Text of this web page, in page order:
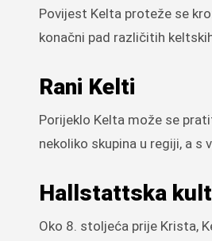
Povijest Kelta proteže se
konačni pad različitih
Rani Kelti
Porijeklo Kelta može se
nekoliko skupina u regiji, a
Hallstattska
Oko 8. stoljeća prije Krista,